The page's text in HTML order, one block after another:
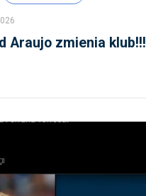
Araujo zmienia klub!!!